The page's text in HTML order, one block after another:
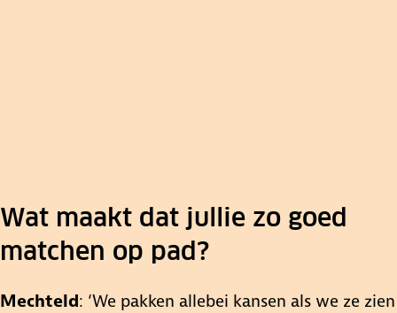
Wat maakt dat jullie zo goed
matchen op pad?
Mechteld: ‘We pakken allebei kansen als we ze zien